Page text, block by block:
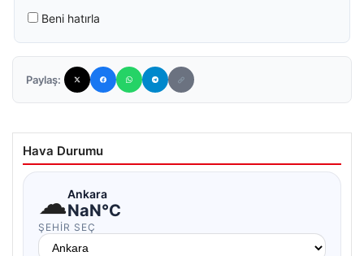
Beni hatırla
Paylaş:
Hava Durumu
☁Ankara
NaN°C
ŞEHIR SEÇ